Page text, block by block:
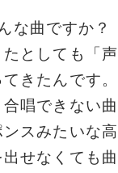
な曲ですか？
としても「声
きたんです。
唱できない曲
スみたいな高
せなくても曲